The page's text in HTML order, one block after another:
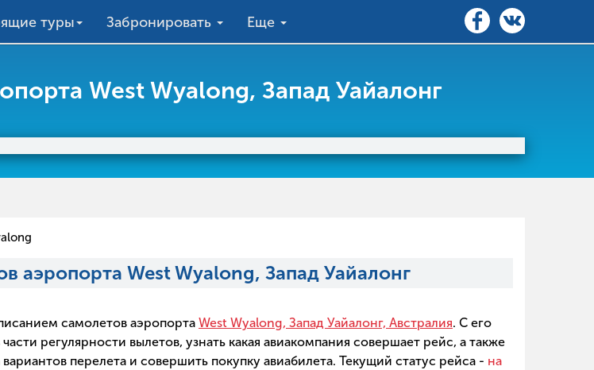
туры Забронировать Еще
West Wyalong, Запад Уайалонг
аэропорта West Wyalong, Запад Уайалонг
самолетов аэропорта West Wyalong, Запад Уайалонг, Австралия. С его
регулярности вылетов, узнать какая авиакомпания совершает рейс, а также
перелета и совершить покупку авиабилета. Текущий статус рейса - на